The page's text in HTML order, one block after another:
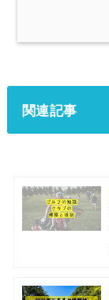
関連記事